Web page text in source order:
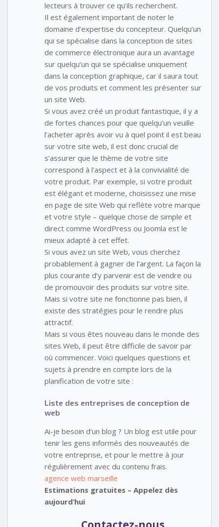
lecteurs à trouver ce qu’ils recherchent.
Il est également important de noter le
domaine d’expertise du concepteur. Quelqu’un
qui se spécialise dans la conception de sites
de commerce électronique aura un avantage
sur quelqu’un qui se spécialise uniquement
dans la conception graphique, car il saura tout
de vos produits et comment les présenter sur
un site Web.
Si vous avez créé un produit fantastique, il y a
de fortes chances pour que quelqu’un veuille
l’acheter après avoir vu à quel point il est beau
sur votre site web, il est donc crucial de
s’assurer que le thème de votre site
correspond à l’aspect et à la convivialité de
votre produit. Par exemple, si votre produit
est élégant et moderne, choisissez une mise
en page de site Web qui reflète votre marque
et votre style – quelque chose de simple et
direct comme WordPress ou Joomla est le
mieux adapté à cet effet.
Si vous avez un site Web, vous cherchez
probablement à gagner de l’argent. La façon la
plus courante d’y parvenir est de vendre ou
de promouvoir des produits sur votre site.
Mais si votre site ne fonctionne pas bien, il
existe des stratégies pour le rendre plus
attractif.
Mais si vous êtes nouveau dans le monde des
sites Web, il peut être difficile de savoir par
où commencer. Voici quelques questions et
sujets à prendre en compte lors de la
planification de votre site :
Liste des entreprises de conception de
web
Ai-je besoin d’un blog ? Un blog est utile pour
tenir les gens informés des nouveautés de
votre entreprise, et pour le mettre à jour
régulièrement avec du contenu frais.
agence web marseille
Estimations gratuites – Appelez dès
aujourd’hui